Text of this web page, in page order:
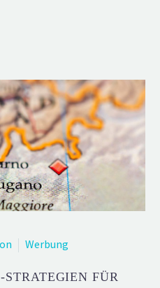
Werbung
FÜR